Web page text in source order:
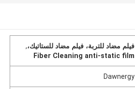
فيلم مضاد للتربة، فيلم مضاد للستاتيك،,
Fiber Cleaning anti-static film
Dawnergy